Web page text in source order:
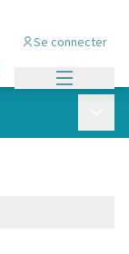
Se connecter